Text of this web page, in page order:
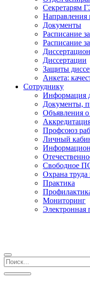
Секретарям
Направления
Документы
Расписание
Расписание
Диссертации
Защиты
Анкета:
Сотруднику
Информация
Документы,
Объявления
Профсоюз
Личный
Свободное
Охрана
Практика
Мониторинг
Электронная